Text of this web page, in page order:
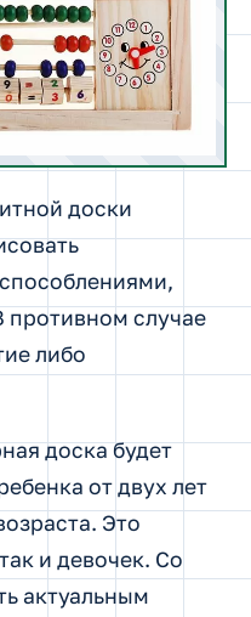
доски
случае
либо
доска будет
от двух лет
Это
и девочек. Со
актуальным